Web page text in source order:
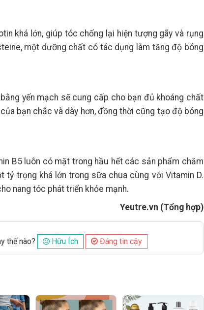
khá lớn, giúp tóc chống lại hiện tượng gãy và rụng
một dưỡng chất có tác dụng làm tăng độ bóng
yến mạch sẽ cung cấp cho bạn đủ khoáng chất
bạn chắc và dày hơn, đồng thời cũng tạo độ bóng
B5 luôn có mặt trong hầu hết các sản phẩm chăm
trọng khá lớn trong sữa chua cùng với Vitamin D.
nang tóc phát triển khỏe mạnh.
Yeutre.vn (Tổng hợp)
thế nào? Hữu Ích Đáng tin cậy